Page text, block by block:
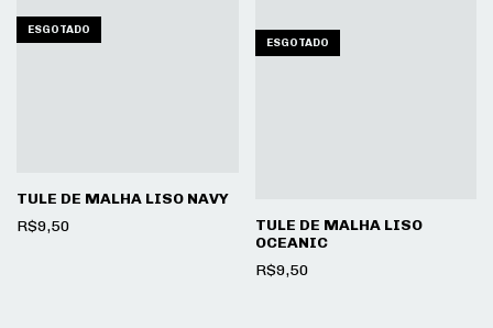
ESGOTADO
TULE DE MALHA LISO NAVY
R$9,50
ESGOTADO
TULE DE MALHA LISO
OCEANIC
R$9,50